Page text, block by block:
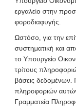
εργαλείο στην
φοροδιαφυγής.
Ωστόσο, για την
συστηματική και
το Υπουργείο
τρίτους
βάσεις δεδομένων.
πληροφοριών αυτών
Γραμματεία